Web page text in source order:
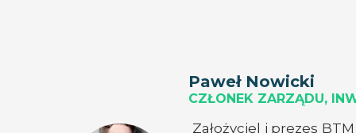
Założyciel i prezes
Paweł Nowicki
CZŁONEK ZARZĄDU,